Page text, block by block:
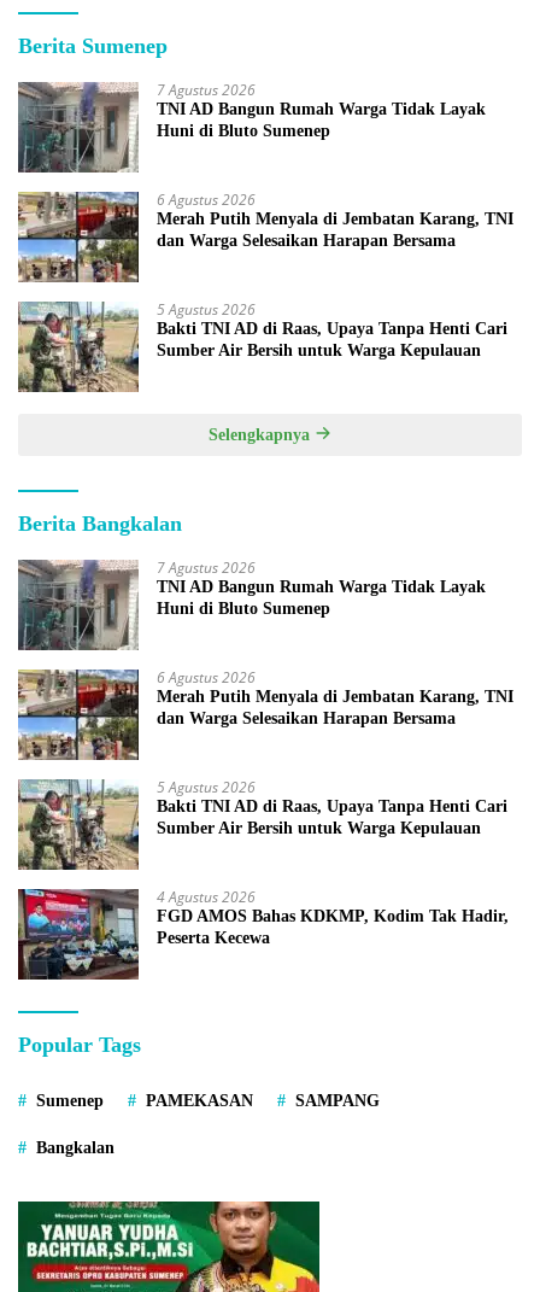
Berita Sumenep
7 Agustus 2026
TNI AD Bangun Rumah Warga Tidak Layak
Huni di Bluto Sumenep
6 Agustus 2026
Merah Putih Menyala di Jembatan Karang, TNI
dan Warga Selesaikan Harapan Bersama
5 Agustus 2026
Bakti TNI AD di Raas, Upaya Tanpa Henti Cari
Sumber Air Bersih untuk Warga Kepulauan
Selengkapnya
Berita Bangkalan
7 Agustus 2026
TNI AD Bangun Rumah Warga Tidak Layak
Huni di Bluto Sumenep
6 Agustus 2026
Merah Putih Menyala di Jembatan Karang, TNI
dan Warga Selesaikan Harapan Bersama
5 Agustus 2026
Bakti TNI AD di Raas, Upaya Tanpa Henti Cari
Sumber Air Bersih untuk Warga Kepulauan
4 Agustus 2026
FGD AMOS Bahas KDKMP, Kodim Tak Hadir,
Peserta Kecewa
Popular Tags
Sumenep PAMEKASAN SAMPANG
Bangkalan